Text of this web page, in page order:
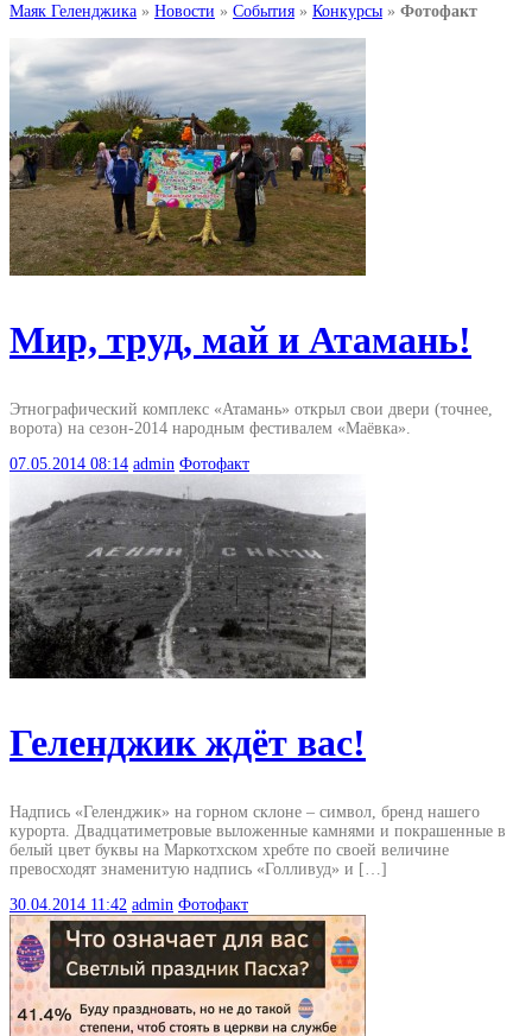
Маяк Геленджика » Новости » События » Конкурсы » Фотофакт
Мир, труд, май и Атамань!
Этнографический комплекс «Атамань» открыл свои двери (точнее,
ворота) на сезон-2014 народным фестивалем «Маёвка».
07.05.2014 08:14 admin Фотофакт
Геленджик ждёт вас!
Надпись «Геленджик» на горном склоне – символ, бренд нашего
курорта. Двадцатиметровые выложенные камнями и покрашенные в
белый цвет буквы на Маркотхском хребте по своей величине
превосходят знаменитую надпись «Голливуд» и […]
30.04.2014 11:42 admin Фотофакт